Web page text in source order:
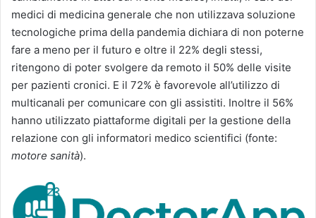
medici di medicina generale che non utilizzava soluzione
tecnologiche prima della pandemia dichiara di non poterne
fare a meno per il futuro e oltre il 22% degli stessi,
ritengono di poter svolgere da remoto il 50% delle visite
per pazienti cronici. E il 72% è favorevole all’utilizzo di
multicanali per comunicare con gli assistiti. Inoltre il 56%
hanno utilizzato piattaforme digitali per la gestione della
relazione con gli informatori medico scientifici (fonte:
motore sanità).